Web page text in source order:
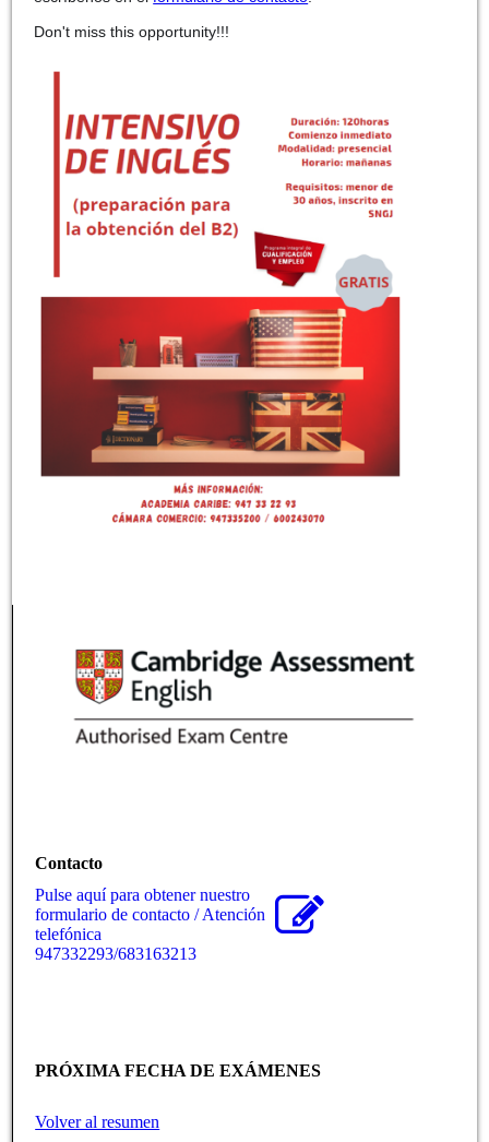
Don't miss this opportunity!!!
Contacto
Pulse aquí para obtener nuestro
formulario de contacto / Atención
telefónica
947332293/683163213
PRÓXIMA FECHA DE EXÁMENES
Volver al resumen